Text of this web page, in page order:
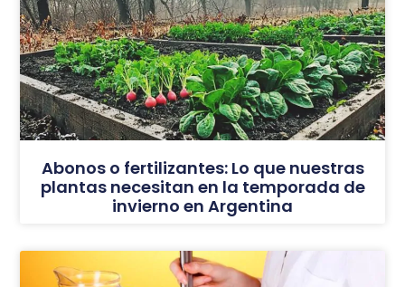
Abonos o fertilizantes: Lo que nuestras
plantas necesitan en la temporada de
invierno en Argentina